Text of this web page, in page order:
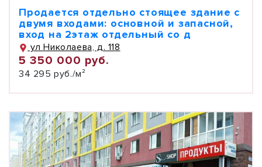
Продается отдельно стоящее здание с
двумя входами: основной и запасной,
вход на 2этаж отдельный со д
ул Николаева, д. 118
5 350 000 руб.
34 295 руб./м²